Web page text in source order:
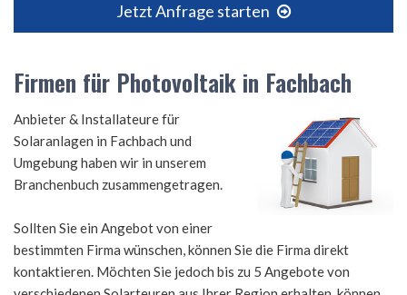
Jetzt Anfrage starten
Firmen für Photovoltaik in Fachbach
Anbieter & Installateure für
Solaranlagen in Fachbach und
Umgebung haben wir in unserem
Branchenbuch zusammengetragen.
Sollten Sie ein Angebot von einer
bestimmten Firma wünschen, können Sie die Firma direkt
kontaktieren. Möchten Sie jedoch bis zu 5 Angebote von